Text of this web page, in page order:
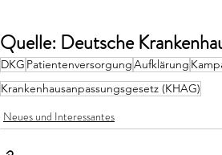
Quelle: Deutsche
DKG PatientenversorgungAufklärung
Krankenhausanpassungsgesetz (KHAG)
Neues und Interessantes